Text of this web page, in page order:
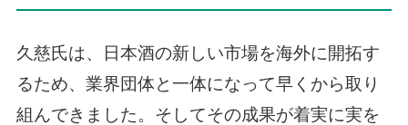
久慈氏は、日本酒の新しい市場を海外に開拓す
るため、業界団体と一体になって早くから取り
組んできました。そしてその成果が着実に実を